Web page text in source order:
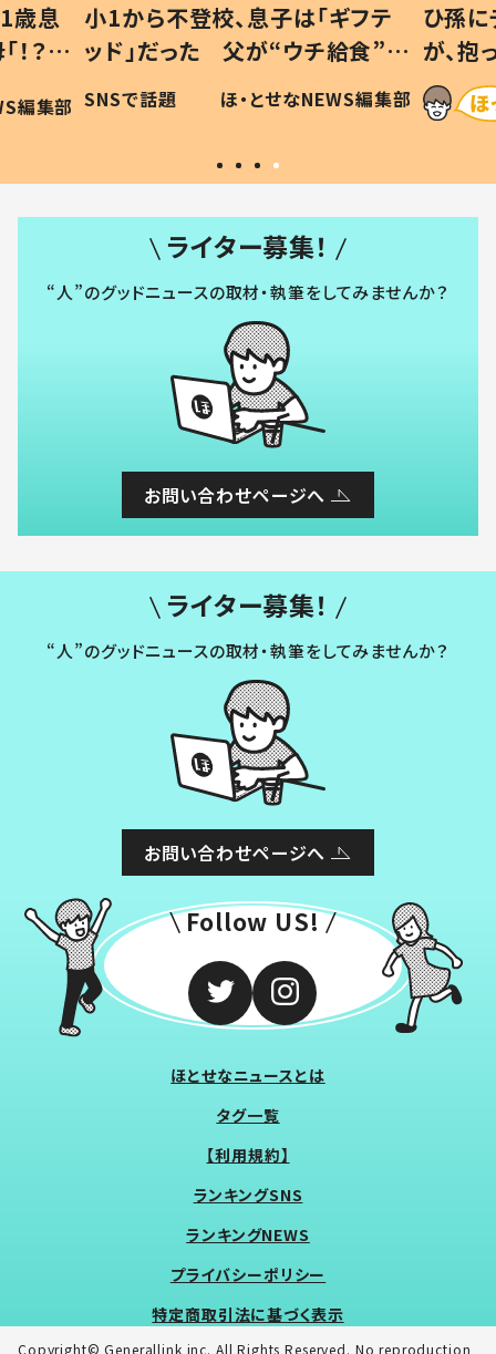
歳息
？」
編集部
小1から不登校、息子は「ギフテ
ッド」だった 父が“ウチ給食”を
作り続ける理由とは #令和の親
#令和の子
SNSで話題 ほ・とせなNEWS編集部
ひ孫
が、
「涙が
い」
ライター募集！
“人”のグッドニュースの取材・執筆をしてみませんか？
お問い合わせページへ
ライター募集！
“人”のグッドニュースの取材・執筆をしてみませんか？
お問い合わせページへ
Follow US!
ほとせなニュースとは
タグ一覧
【利用規約】
ランキングSNS
ランキングNEWS
プライバシーポリシー
特定商取引法に基づく表示
Copyright© Generallink inc. All Rights Reserved. No reproduction